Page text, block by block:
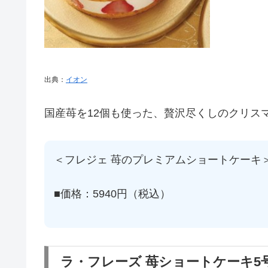
出典： イオン
国産苺を12個も使った、贅沢尽くしのクリス
＜フレジェ 苺のプレミアムショートケーキ
■価格：5940円（税込）
ラ・フレーズ 苺ショートケーキ5